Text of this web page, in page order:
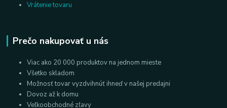
Vrátenie tovaru
Prečo nakupovať u nás
Viac ako 20 000 produktov na jednom mieste
Všetko skladom
Možnosť tovar vyzdvihnúť ihneď v našej predajni
Dovoz až k domu
Veľkoobchodné zľavy